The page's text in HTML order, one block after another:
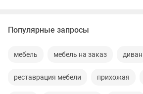
Популярные запросы
мебель мебель на заказ диван
реставрация мебели прихожая